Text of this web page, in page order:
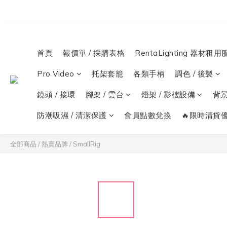
首頁 報價單 / 採購表格 RentaLighting 器材租用
Pro Video 托架套籠 各類手柄 調色 / 後製
鏡頭 / 接環 腳架 / 雲台 燈架 / 影樓設備 背
防潮吸濕 / 清潔保護 會員點數兌換 🔥限時清貨
全部商品 /熱賣品牌 / SmallRig